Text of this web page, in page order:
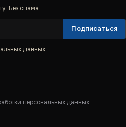
Без спама.
Подписаться
данных.
персональных данных